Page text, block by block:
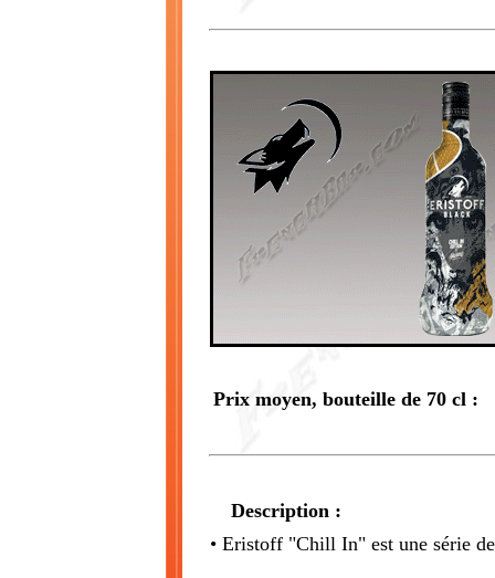
Prix moyen, bouteille de 70 cl :
Description :
• Eristoff "Chill In" est une série